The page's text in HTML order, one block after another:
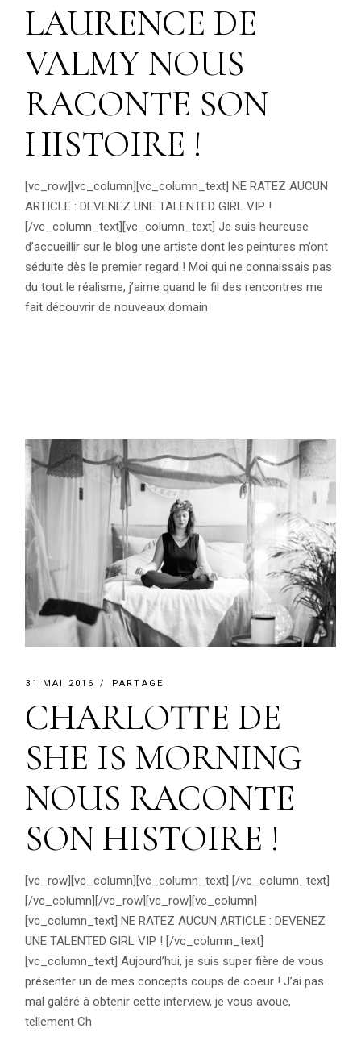
LAURENCE DE
VALMY NOUS
RACONTE SON
HISTOIRE !
[vc_row][vc_column][vc_column_text] NE RATEZ AUCUN
ARTICLE : DEVENEZ UNE TALENTED GIRL VIP !
[/vc_column_text][vc_column_text] Je suis heureuse
d’accueillir sur le blog une artiste dont les peintures m’ont
séduite dès le premier regard ! Moi qui ne connaissais pas
du tout le réalisme, j’aime quand le fil des rencontres me
fait découvrir de nouveaux domain
31 MAI 2016 PARTAGE
CHARLOTTE DE
SHE IS MORNING
NOUS RACONTE
SON HISTOIRE !
[vc_row][vc_column][vc_column_text] [/vc_column_text]
[/vc_column][/vc_row][vc_row][vc_column]
[vc_column_text] NE RATEZ AUCUN ARTICLE : DEVENEZ
UNE TALENTED GIRL VIP ! [/vc_column_text]
[vc_column_text] Aujourd’hui, je suis super fière de vous
présenter un de mes concepts coups de coeur ! J’ai pas
mal galéré à obtenir cette interview, je vous avoue,
tellement Ch